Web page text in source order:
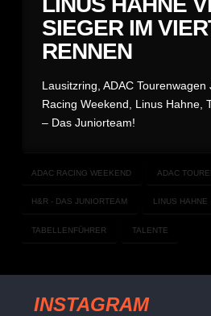
SIEGER IM
RENNEN
Lausitzring, ADAC Tourenwagen
Racing Weekend, Linus Hahne,
– Das Juniorteam!
ADAC RACING WEEKEND ADAC
H&R - DAS JUNIORTEAM LINUS HAHNE
TABELLENFÜHRER TALENTE
INSTAGRAM